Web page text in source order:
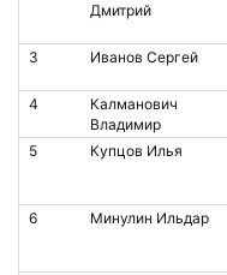
Дмитрий
3 Иванов Сергей
4
Калманович
Владимир
5 Купцов Илья
6 Минулин Ильдар